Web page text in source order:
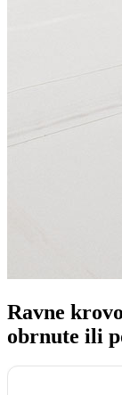
Ravne
obrnute ili